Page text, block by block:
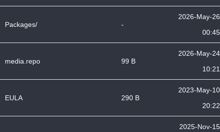
Packages/ -
2026-May-26
00:45
media.repo 99 B
2026-May-24
10:21
EULA 290 B
2023-May-10
20:22
2025-Nov-15